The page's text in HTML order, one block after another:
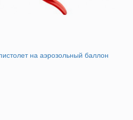
на аэрозольный баллон